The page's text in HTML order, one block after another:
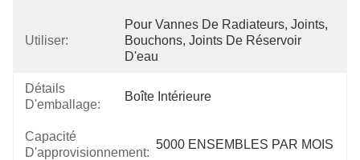
Utiliser:
Pour Vannes De Radiateurs, Joints,
Bouchons, Joints De Réservoir
D'eau
Détails
D'emballage:
Boîte Intérieure
Capacité
D'approvisionnement:
5000 ENSEMBLES PAR MOIS